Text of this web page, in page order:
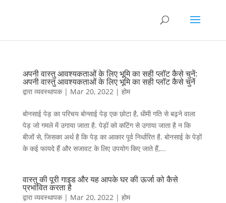
अपनी वास्तु आवश्यकताओं के लिए भूमि का सही प्लॉट कैसे चुनें:
अपनी वास्तु आवश्यकताओं के लिए भूमि का सही प्लॉट कैसे चुनें
द्वाराव्यवस्थापक| Mar 20, 2022| होम
बोनसाई पेड़ का परिचय बोन्साई पेड़ एक छोटा है, धीमी गति से बढ़ने वाला
पेड़ जो गमले में उगाया जाता है. पेड़ों को कटिंग से उगाया जाता है न कि
बीजों से, जिसका अर्थ है कि पेड़ का आकार पूर्व निर्धारित है. बोनसाई के पेड़ों
के कई फायदे हैं और सजावट के लिए उपयोग किए जाते हैं,...
वास्तु की पूरी गाइड और यह आपके घर की ऊर्जा को कैसे
प्रभावित करता है
द्वाराव्यवस्थापक| Mar 20, 2022| होम